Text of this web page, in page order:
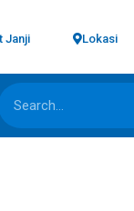
Janji Lokasi